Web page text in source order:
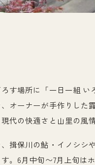
す場所に「一日一組
オーナーが手作りし
代の快適さと山里の風
揖保川の鮎・イノシシ
。6月中旬〜7月上旬は